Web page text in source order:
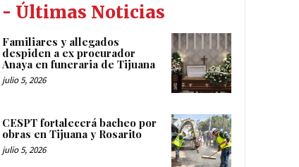
- Últimas Noticias
Familiares y allegados
despiden a ex procurador
Anaya en funeraria de Tijuana
julio 5, 2026
CESPT fortalecerá bacheo por
obras en Tijuana y Rosarito
julio 5, 2026